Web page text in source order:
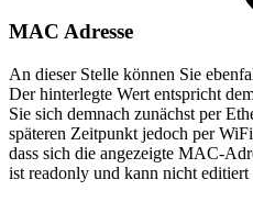
MAC Adresse
An dieser Stelle können Sie
Der hinterlegte Wert entspricht
Sie sich demnach zunächst per
späteren Zeitpunkt jedoch per
dass sich die angezeigte MAC-
ist readonly und kann nicht editiert